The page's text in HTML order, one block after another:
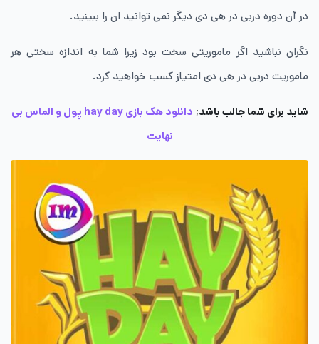
در آن دوره دربی در هی دی دیگر نمی توانید ان را ببینید.
نگران نباشید اگر ماموریتی سخت بود زیرا شما به اندازه سختی هر
ماموریت دربی در هی دی امتیاز کسب خواهید کرد.
شاید برای شما جالب باشد;
دانلود هک بازی hay day پول و الماس بی
نهایت